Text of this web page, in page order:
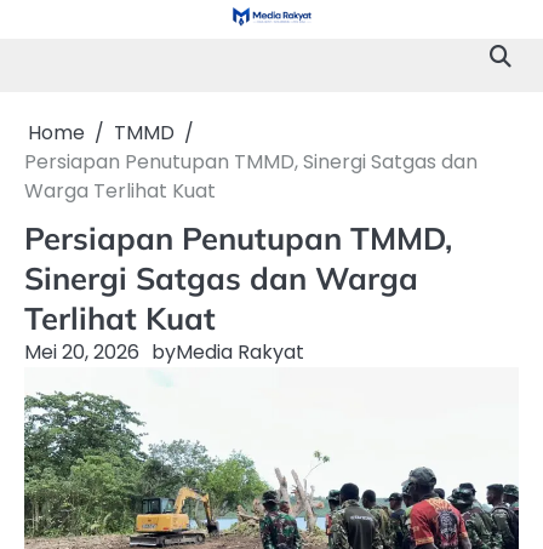
Home
TMMD
Persiapan Penutupan TMMD, Sinergi Satgas dan
Warga Terlihat Kuat
Persiapan Penutupan TMMD,
Sinergi Satgas dan Warga
Terlihat Kuat
Mei 20, 2026 byMedia Rakyat